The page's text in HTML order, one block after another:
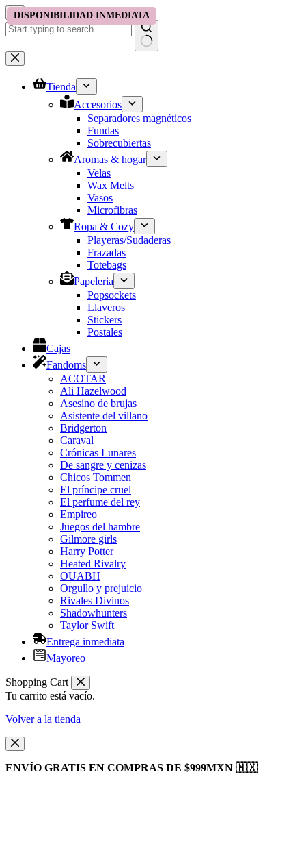
Saltar
al
contenido
No
results
Tienda
Accesorios
Separadores magnéticos
Fundas
Sobrecubiertas
Aromas & hogar
Velas
Wax Melts
Vasos
Microfibras
Ropa & Cozy
Playeras/Sudaderas
Frazadas
Totebags
Papeleria
Popsockets
Llaveros
Stickers
Postales
Cajas
Fandoms
ACOTAR
Ali Hazelwood
Asesino de brujas
Asistente del villano
Bridgerton
Caraval
Crónicas Lunares
De sangre y cenizas
Chicos Tommen
El príncipe cruel
El perfume del rey
Empireo
Juegos del hambre
Gilmore girls
Harry Potter
Heated Rivalry
OUABH
Orgullo y prejuicio
Rivales Divinos
Shadowhunters
Taylor Swift
Entrega inmediata
Mayoreo
Shopping Cart
Tu carrito está vacío.
Volver a la tienda
ENVÍO GRATIS EN COMPRAS DE $999MXN 🇲🇽
DISPONIBILIDAD INMEDIATA